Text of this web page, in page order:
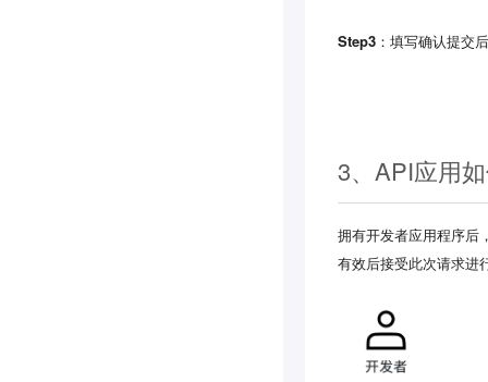
Step3 ：填写确认提交
3、API应用
拥有开发者应用程序后
有效后接受此次请求进